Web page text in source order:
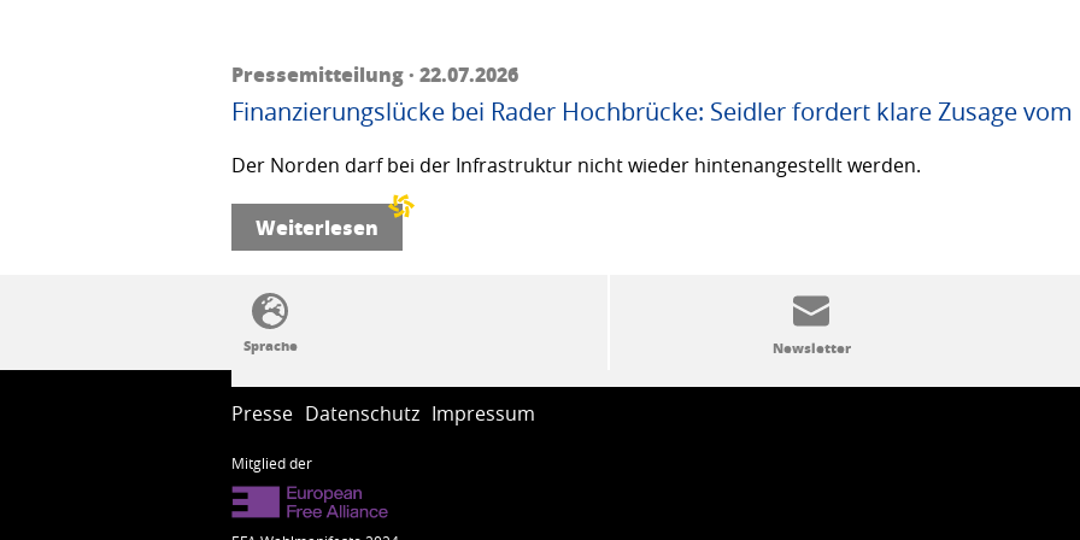
Pressemitteilung · 22.07.2026
Finanzierungslücke bei Rader Hochbrücke: Seidler fordert klare Zusage
Der Norden darf bei der Infrastruktur nicht wieder hintenangestellt werden.
Weiterlesen
SSW-Politik von A bis Z
Presse Datenschutz Impressum
Mitglied der